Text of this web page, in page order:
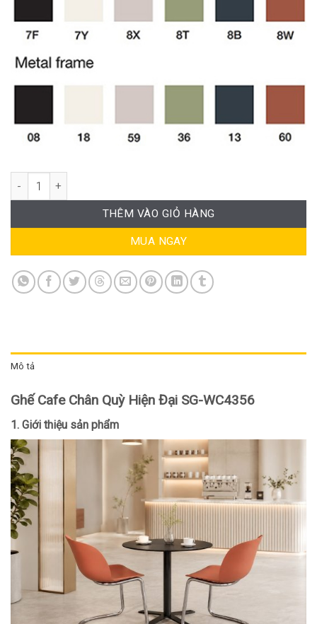
Ghế Cafe Chân Quỳ Hiện Đại SG-WC4356 số lượng
THÊM VÀO GIỎ HÀNG
MUA NGAY
Mô tả
Ghế Cafe Chân Quỳ Hiện Đại SG-WC4356
1. Giới thiệu sản phẩm